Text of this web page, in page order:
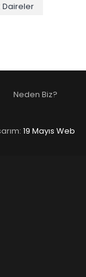
Daireler
Neden Biz?
19 Mayıs Web